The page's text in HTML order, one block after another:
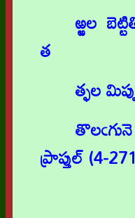
ఱ్ఱల
త
త్ఫల
ప్రాప్తుల్ (4-